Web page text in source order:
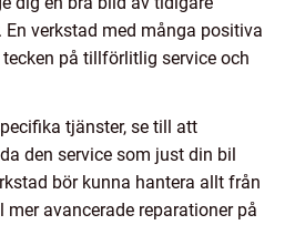
En verkstad med många positiva
på tillförlitlig service och
tjänster, se till att
den service som just din bil
bör kunna hantera allt från
avancerade reparationer på